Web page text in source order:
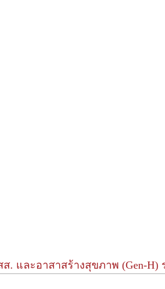
. และอาสาสร้างสุขภาพ (Gen-